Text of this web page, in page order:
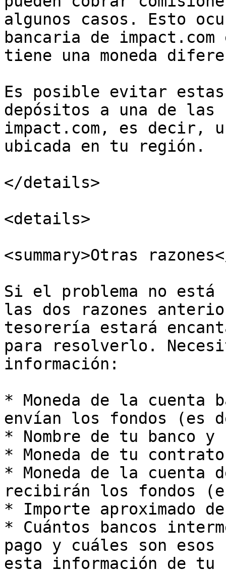
algunos casos. Esto
bancaria de
tiene una moneda
Es posible evitar
depósitos a una de las
impact.com, es decir,
ubicada en tu región.
</details>
<details>
<summary>Otras
Si el problema no está
las dos razones
tesorería estará
para resolverlo.
información:
* Moneda de la cuenta
envían los fondos (es
* Nombre de tu banco y
* Moneda de tu contrato
* Moneda de la cuenta
recibirán los fondos
* Importe aproximado
* Cuántos bancos
pago y cuáles son esos
esta información de tu